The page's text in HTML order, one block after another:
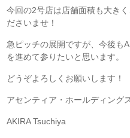
今回の2号店は店舗面積も大き
ださいませ！
急ピッチの展開ですが、今後も
を進めて参りたいと思います。
どうぞよろしくお願いします！
アセンティア・ホールディング
AKIRA Tsuchiya